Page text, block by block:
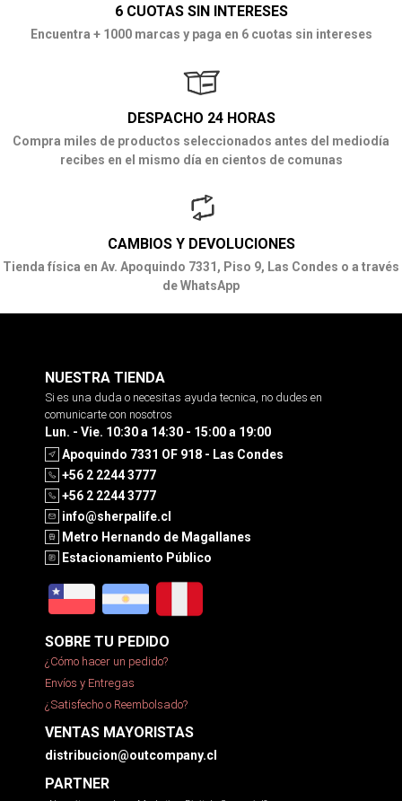
6 CUOTAS SIN INTERESES
Encuentra + 1000 marcas y paga en 6 cuotas sin intereses
DESPACHO 24 HORAS
Compra miles de productos seleccionados antes del mediodía
recibes en el mismo día en cientos de comunas
CAMBIOS Y DEVOLUCIONES
Tienda física en Av. Apoquindo 7331, Piso 9, Las Condes o a través
de WhatsApp
NUESTRA TIENDA
Si es una duda o necesitas ayuda tecnica, no dudes en
comunicarte con nosotros
Lun. - Vie. 10:30 a 14:30 - 15:00 a 19:00
Apoquindo 7331 OF 918 - Las Condes
+56 2 2244 3777
+56 2 2244 3777
info@sherpalife.cl
Metro Hernando de Magallanes
Estacionamiento Público
SOBRE TU PEDIDO
¿Cómo hacer un pedido?
Envíos y Entregas
¿Satisfecho o Reembolsado?
VENTAS MAYORISTAS
distribucion@outcompany.cl
PARTNER